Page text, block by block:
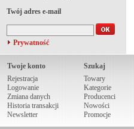
Twój adres e-mail
Prywatność
Twoje konto
Rejestracja
Logowanie
Zmiana danych
Historia transakcji
Newsletter
Szukaj
Towary
Kategorie
Producenci
Nowości
Promocje